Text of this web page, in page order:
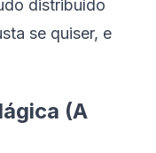
distribuído
se quiser, e
(A